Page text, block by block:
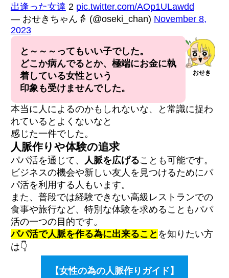
出逢った女達 2 pic.twitter.com/AOp1ULawdd
— おせきちゃん👵 (@oseki_chan) November 8,
2023
おせき
と～～～ってもいい子でした。
どこか病んでるとか、極端にお金に執
着している女性という
印象も受けませんでした。
本当に人によるのかもしれないな、と常識に捉わ
れているとよくないなと
感じた一件でした。
人脈作りや体験の追求
パパ活を通じて、 人脈を広げることも可能です。
ビジネスの機会や新しい友人を見つけるためにパ
パ活を利用する人もいます。
また、普段では経験できない高級レストランでの
食事や旅行など、特別な体験を求めることもパパ
活の一つの目的です。
パパ活で人脈を作る為に出来ること を知りたい方
は👇
【女性の為の人脈作りガイド】